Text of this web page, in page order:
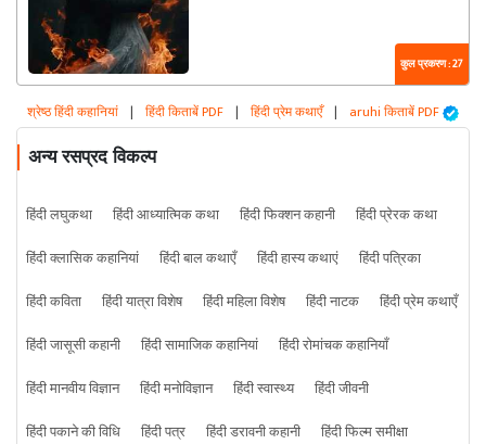
कुल प्रकरण : 27
श्रेष्ठ हिंदी कहानियां | हिंदी किताबें PDF | हिंदी प्रेम कथाएँ | aruhi किताबें PDF
अन्य रसप्रद विकल्प
हिंदी लघुकथा हिंदी आध्यात्मिक कथा हिंदी फिक्शन कहानी
हिंदी प्रेरक कथा
हिंदी क्लासिक कहानियां
हिंदी बाल कथाएँ हिंदी हास्य कथाएं
हिंदी पत्रिका
हिंदी कविता
हिंदी यात्रा विशेष हिंदी महिला विशेष हिंदी नाटक
हिंदी प्रेम कथाएँ
हिंदी जासूसी कहानी
हिंदी सामाजिक कहानियां
हिंदी रोमांचक कहानियाँ
हिंदी मानवीय विज्ञान
हिंदी मनोविज्ञान हिंदी स्वास्थ्य
हिंदी जीवनी
हिंदी पकाने की विधि
हिंदी पत्र हिंदी डरावनी कहानी हिंदी फिल्म समीक्षा